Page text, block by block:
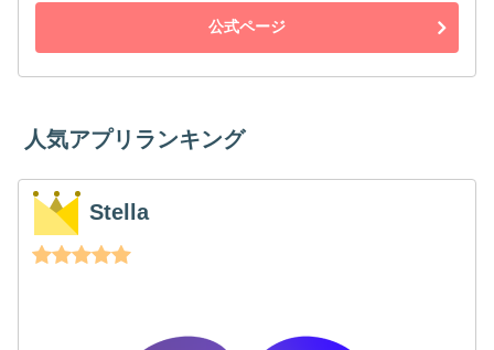
公式ページ
人気アプリランキング
Stella